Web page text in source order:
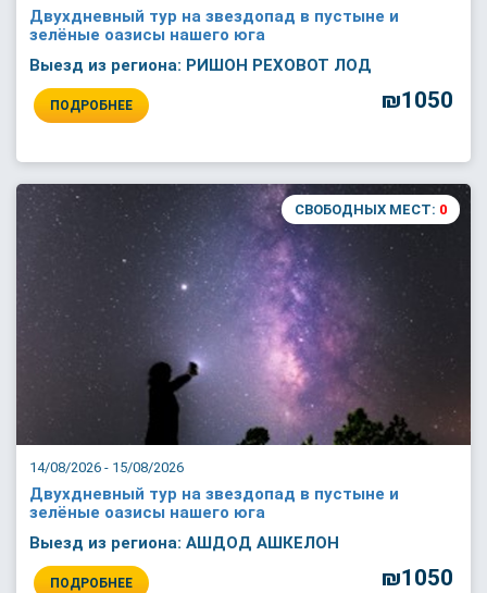
Двухдневный тур на звездопад в пустыне и
зелёные оазисы нашего юга
Выезд из региона: РИШОН РЕХОВОТ ЛОД
ПОДРОБНЕЕ ₪1050
14/08/2026 - 15/08/2026
СВОБОДНЫХ МЕСТ: 0
Двухдневный тур на звездопад в пустыне и
зелёные оазисы нашего юга
Выезд из региона: АШДОД АШКЕЛОН
ПОДРОБНЕЕ ₪1050